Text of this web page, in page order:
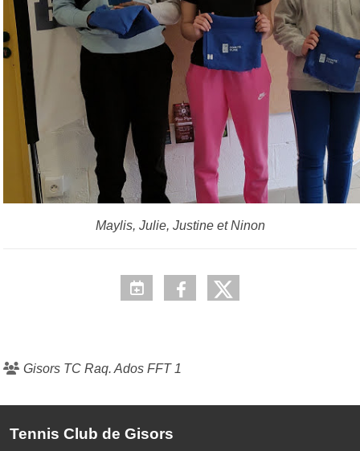
Maylis, Julie, Justine et Ninon
Gisors TC Raq. Ados FFT 1
Tennis Club de Gisors